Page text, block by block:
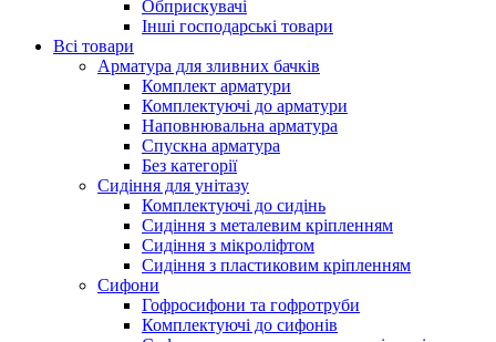
Обприскувачі
Інші господарські товари
Всі товари
Арматура для зливних бачків
Комплект арматури
Комплектуючі до арматури
Наповнювальна арматура
Спускна арматура
Без категорії
Сидіння для унітазу
Комплектуючі до сидінь
Сидіння з металевим кріпленням
Сидіння з мікроліфтом
Сидіння з пластиковим кріпленням
Сифони
Гофросифони та гофротруби
Комплектуючі до сифонів